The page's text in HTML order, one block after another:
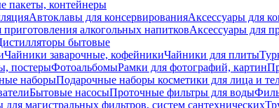
пакеты, контейнеры
Автоклавы для консервированияАксессуары для
алкогольных напитковАксессуары для
бытовые
Чайники заварочные, кофейникиЧайники для плиты
постерыФотоальбомыРамки для фотографий, картин
наборыПодарочные наборы косметики для лица и
Бытовые насосыПроточные фильтры для воды
для магистральных фильтров, систем сантехнических